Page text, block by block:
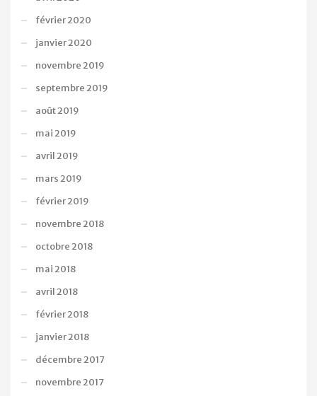
février 2020
janvier 2020
novembre 2019
septembre 2019
août 2019
mai 2019
avril 2019
mars 2019
février 2019
novembre 2018
octobre 2018
mai 2018
avril 2018
février 2018
janvier 2018
décembre 2017
novembre 2017